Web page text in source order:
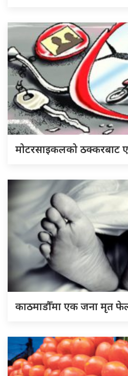
मोटरसाइकलको ठक्करबाट
काठमाडौँमा एक जना मृत